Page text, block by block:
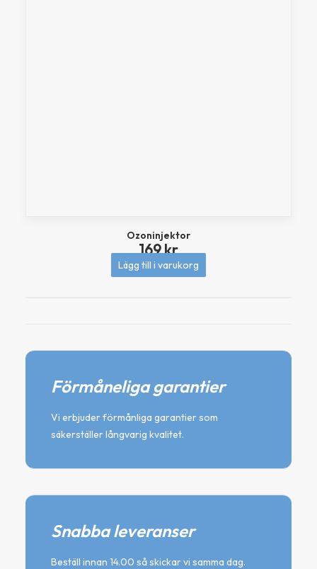
Ozoninjektor
169kr
Lägg till i varukorg
Förmåneliga garantier
Vi erbjuder förmånliga garantier som
säkerställer långvarig kvalitet.
Snabba leveranser
Beställ innan 14.00 så skickar vi samma dag.